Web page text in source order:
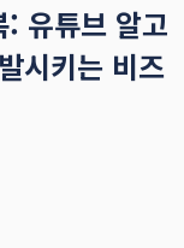
유튜브 알고
시키는 비즈